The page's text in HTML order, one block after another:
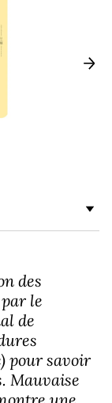
des
le
de
pour savoir
Mauvaise